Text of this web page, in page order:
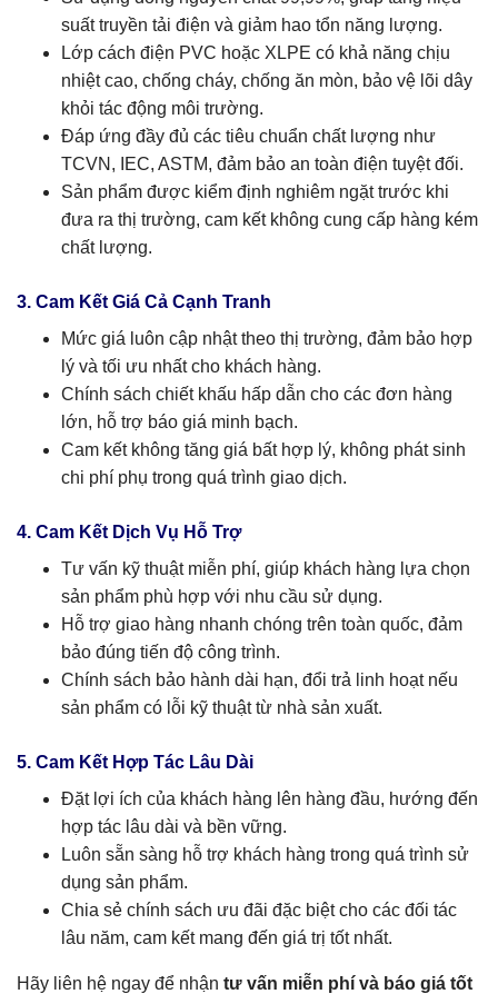
suất truyền tải điện và giảm hao tổn năng lượng.
Lớp cách điện PVC hoặc XLPE có khả năng chịu
nhiệt cao, chống cháy, chống ăn mòn, bảo vệ lõi dây
khỏi tác động môi trường.
Đáp ứng đầy đủ các tiêu chuẩn chất lượng như
TCVN, IEC, ASTM, đảm bảo an toàn điện tuyệt đối.
Sản phẩm được kiểm định nghiêm ngặt trước khi
đưa ra thị trường, cam kết không cung cấp hàng kém
chất lượng.
3. Cam Kết Giá Cả Cạnh Tranh
Mức giá luôn cập nhật theo thị trường, đảm bảo hợp
lý và tối ưu nhất cho khách hàng.
Chính sách chiết khấu hấp dẫn cho các đơn hàng
lớn, hỗ trợ báo giá minh bạch.
Cam kết không tăng giá bất hợp lý, không phát sinh
chi phí phụ trong quá trình giao dịch.
4. Cam Kết Dịch Vụ Hỗ Trợ
Tư vấn kỹ thuật miễn phí, giúp khách hàng lựa chọn
sản phẩm phù hợp với nhu cầu sử dụng.
Hỗ trợ giao hàng nhanh chóng trên toàn quốc, đảm
bảo đúng tiến độ công trình.
Chính sách bảo hành dài hạn, đổi trả linh hoạt nếu
sản phẩm có lỗi kỹ thuật từ nhà sản xuất.
5. Cam Kết Hợp Tác Lâu Dài
Đặt lợi ích của khách hàng lên hàng đầu, hướng đến
hợp tác lâu dài và bền vững.
Luôn sẵn sàng hỗ trợ khách hàng trong quá trình sử
dụng sản phẩm.
Chia sẻ chính sách ưu đãi đặc biệt cho các đối tác
lâu năm, cam kết mang đến giá trị tốt nhất.
Hãy liên hệ ngay để nhận tư vấn miễn phí và báo giá tốt